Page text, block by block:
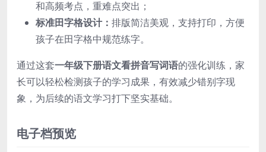
和高频考点，重难点突出；
标准田字格设计： 排版简洁美观，支持打印，方便
孩子在田字格中规范练字。
通过这套一年级下册语文看拼音写词语的强化训练，家
长可以轻松检测孩子的学习成果，有效减少错别字现
象，为后续的语文学习打下坚实基础。
电子档预览